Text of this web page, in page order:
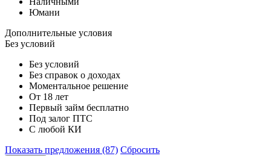
Юмани
Дополнительные условия
Без условий
Без условий
Без справок о доходах
Моментальное решение
От 18 лет
Первый займ бесплатно
Под залог ПТС
С любой КИ
Показать предложения (87) Сбросить